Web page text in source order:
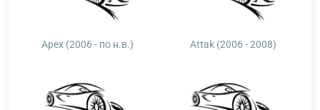
Apex (2006 - по н.в.) Attak (2006 - 2008)